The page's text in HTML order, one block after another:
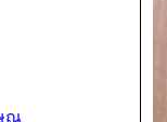
ณุ